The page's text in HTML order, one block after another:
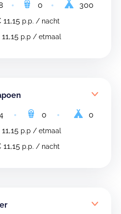
0
300
p.p. / nacht
p.p / etmaal
0
0
p.p / etmaal
p.p. / nacht